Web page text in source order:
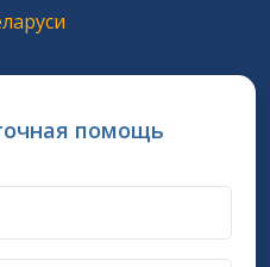
помощь